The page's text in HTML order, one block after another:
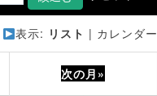
表示: リスト | カレンダー
次の月»